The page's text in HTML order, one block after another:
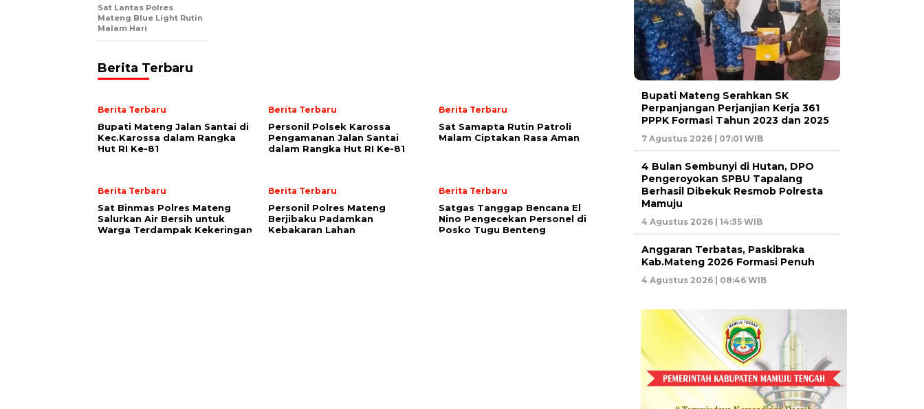
Sat Lantas Polres
Mateng Blue Light Rutin
Malam Hari
Berita Terbaru
Berita Terbaru
Bupati Mateng Jalan Santai di
Kec.Karossa dalam Rangka
Hut RI Ke-81
Berita Terbaru
Personil Polsek Karossa
Pengamanan Jalan Santai
dalam Rangka Hut RI Ke-81
Berita Terbaru
Sat Samapta Rutin Patroli
Malam Ciptakan Rasa Aman
Berita Terbaru
Sat Binmas Polres Mateng
Salurkan Air Bersih untuk
Warga Terdampak Kekeringan
Berita Terbaru
Personil Polres Mateng
Berjibaku Padamkan
Kebakaran Lahan
Berita Terbaru
Satgas Tanggap Bencana El
Nino Pengecekan Personel di
Posko Tugu Benteng
Bupati Mateng Serahkan SK
Perpanjangan Perjanjian Kerja 361
PPPK Formasi Tahun 2023 dan 2025
7 Agustus 2026 | 07:01 WIB
4 Bulan Sembunyi di Hutan, DPO
Pengeroyokan SPBU Tapalang
Berhasil Dibekuk Resmob Polresta
Mamuju
4 Agustus 2026 | 14:35 WIB
Anggaran Terbatas, Paskibraka
Kab.Mateng 2026 Formasi Penuh
4 Agustus 2026 | 08:46 WIB